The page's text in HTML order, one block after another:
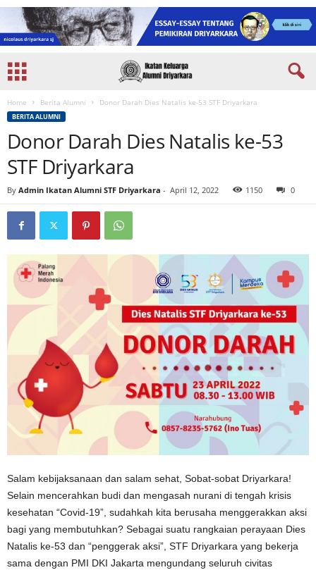
Home Berita Alumni Donor Darah Dies Natalis ke-53 STF Driyarkara
BERITA ALUMNI
Donor Darah Dies Natalis ke-53
STF Driyarkara
By Admin Ikatan Alumni STF Driyarkara - April 12, 2022 1150 0
Salam kebijaksanaan dan salam sehat, Sobat-sobat Driyarkara!
Selain mencerahkan budi dan mengasah nurani di tengah krisis
kesehatan “Covid-19”, sudahkah kita berusaha menggerakkan aksi
bagi yang membutuhkan? Sebagai suatu rangkaian perayaan Dies
Natalis ke-53 dan “penggerak aksi”, STF Driyarkara yang bekerja
sama dengan PMI DKI Jakarta mengundang seluruh civitas